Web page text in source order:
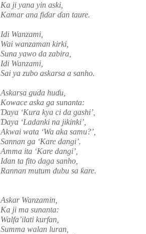
Ka ji yana yin aski,
Kamar ana fiɗarɗan taure.
Idi Wanzami,
Wai wanzaman kirki,
Suna yawo da zabira,
Idi Wanzami,
Sai ya zubo askarsa a sanho.
Askarsa guda huɗu,
Kowace aska ga sunanta:
Ɗaya ‘Kura kya ci da gashi’,
Ɗaya ‘Ladanki na jikinki’,
Akwai wata ‘Wa aka samu?’,
Sannan ga ‘Кare dangi’.
Amma ita ‘Кare dangi’,
Idan ta fito daga sanho,
Rannan mutum dubu sa ƙare.
Askar Wanzamin,
Ka ji ma sunanta:
Walfa’ilati kurfan,
Summa walan luran,